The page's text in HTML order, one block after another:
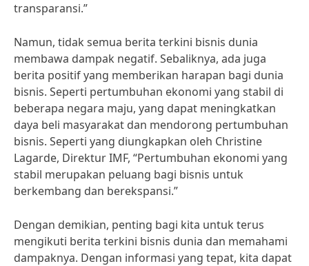
transparansi.”
Namun, tidak semua berita terkini bisnis dunia
membawa dampak negatif. Sebaliknya, ada juga
berita positif yang memberikan harapan bagi dunia
bisnis. Seperti pertumbuhan ekonomi yang stabil di
beberapa negara maju, yang dapat meningkatkan
daya beli masyarakat dan mendorong pertumbuhan
bisnis. Seperti yang diungkapkan oleh Christine
Lagarde, Direktur IMF, “Pertumbuhan ekonomi yang
stabil merupakan peluang bagi bisnis untuk
berkembang dan berekspansi.”
Dengan demikian, penting bagi kita untuk terus
mengikuti berita terkini bisnis dunia dan memahami
dampaknya. Dengan informasi yang tepat, kita dapat